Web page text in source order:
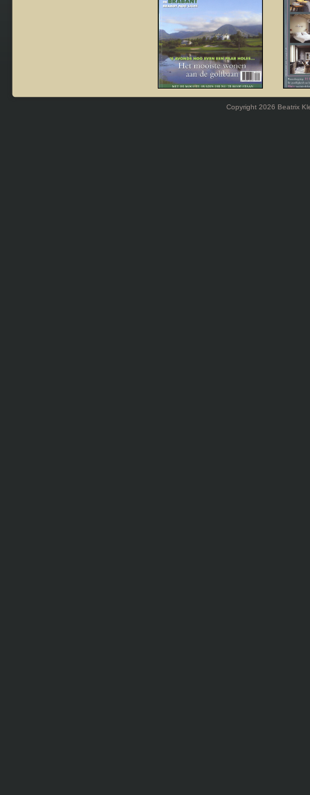
Copyright 2026 Beatrix